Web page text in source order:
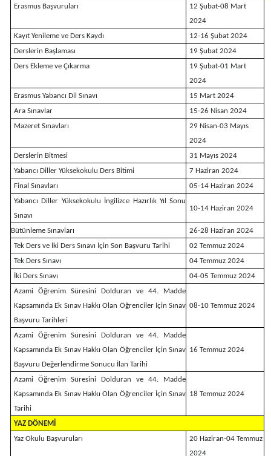
Erasmus Başvuruları
12 Şubat-08 Mart
2024
Kayıt Yenileme ve Ders Kaydı
12-16 Şubat 2024
Derslerin Başlaması
19 Şubat 2024
Ders Ekleme ve Çıkarma
19 Şubat-01 Mart
2024
Erasmus Yabancı Dil Sınavı
15 Mart 2024
Ara Sınavlar
15-26 Nisan 2024
Mazeret Sınavları
29 Nisan-03 Mayıs
2024
Derslerin Bitmesi
31 Mayıs 2024
Yabancı Diller Yüksekokulu Ders Bitimi
7 Haziran 2024
Final Sınavları
05-14 Haziran 2024
Yabancı Diller Yüksekokulu İngilizce Hazırlık Yıl Sonu
Sınavı
10-14 Haziran 2024
Bütünleme Sınavları
26-28 Haziran 2024
Tek Ders ve İki Ders Sınavı İçin Son Başvuru Tarihi
02 Temmuz 2024
Tek Ders Sınavı
04 Temmuz 2024
İki Ders Sınavı
04-05 Temmuz 2024
Azami Öğrenim Süresini Dolduran ve 44. Madde
Kapsamında Ek Sınav Hakkı Olan Öğrenciler İçin Sınav
Başvuru Tarihleri
08-10 Temmuz 2024
Azami Öğrenim Süresini Dolduran ve 44. Madde
Kapsamında Ek Sınav Hakkı Olan Öğrenciler İçin Sınav
Başvuru Değerlendirme Sonucu İlan Tarihi
16 Temmuz 2024
Azami Öğrenim Süresini Dolduran ve 44. Madde
Kapsamında Ek Sınav Hakkı Olan Öğrenciler İçin Sınav
Tarihi
18 Temmuz 2024
YAZ DÖNEMİ
Yaz Okulu Başvuruları
20 Haziran-04 Temmuz
2024